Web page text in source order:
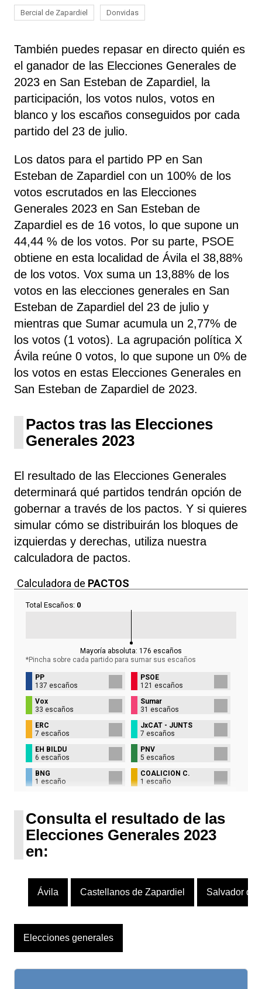
Bercial de Zapardiel Donvidas
También puedes repasar en directo quién es
el ganador de las Elecciones Generales de
2023 en San Esteban de Zapardiel, la
participación, los votos nulos, votos en
blanco y los escaños conseguidos por cada
partido del 23 de julio.
Los datos para el partido PP en San
Esteban de Zapardiel con un 100% de los
votos escrutados en las Elecciones
Generales 2023 en San Esteban de
Zapardiel es de 16 votos, lo que supone un
44,44 % de los votos. Por su parte, PSOE
obtiene en esta localidad de Ávila el 38,88%
de los votos. Vox suma un 13,88% de los
votos en las elecciones generales en San
Esteban de Zapardiel del 23 de julio y
mientras que Sumar acumula un 2,77% de
los votos (1 votos). La agrupación política X
Ávila reúne 0 votos, lo que supone un 0% de
los votos en estas Elecciones Generales en
San Esteban de Zapardiel de 2023.
Pactos tras las Elecciones
Generales 2023
El resultado de las Elecciones Generales
determinará qué partidos tendrán opción de
gobernar a través de los pactos. Y si quieres
simular cómo se distribuirán los bloques de
izquierdas y derechas, utiliza nuestra
calculadora de pactos.
Calculadora de PACTOS
Total Escaños: 0
Mayoría absoluta: 176 escaños
*Pincha sobre cada partido para sumar sus escaños
PP
137 escaños
PSOE
121 escaños
Vox
33 escaños
Sumar
31 escaños
ERC
7 escaños
JxCAT - JUNTS
7 escaños
EH BILDU
6 escaños
PNV
5 escaños
BNG
1 escaño
COALICIÓN C.
1 escaño
Consulta el resultado de las
Elecciones Generales 2023
en:
Ávila Castellanos de Zapardiel Salvador de
Elecciones generales